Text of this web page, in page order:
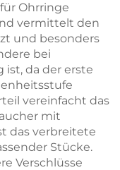
Ohrringe
vermittelt den
und besonders
bei
ist, da der erste
vereinfacht das
mit
das verbreitete
Stücke.
Verschlüsse